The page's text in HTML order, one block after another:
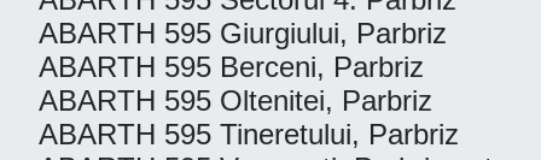
ABARTH 595 Giurgiului, Parbriz
ABARTH 595 Berceni, Parbriz
ABARTH 595 Oltenitei, Parbriz
ABARTH 595 Tineretului, Parbriz